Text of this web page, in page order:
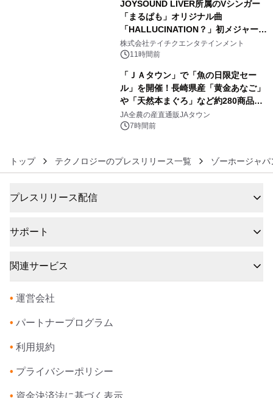
JOYSOUND LIVER所属のVシンガー
「まるぱも」オリジナル曲
「HALLUCINATION？」初メジャー配
信リリース決定！
株式会社テイチクエンタテインメント
11時間前
「ＪＡタウン」で「魚の日限定セー
ル」を開催！長崎県産「黄金あなご」
や「天然本まぐろ」など約280商品を
販売！～毎月１０日の定例企画～
JA全農の産直通販JAタウン
7時間前
トップ テクノロジーのプレスリリース一覧 ゾーホージャ
プレスリリース配信
サポート
関連サービス
• 運営会社
• パートナープログラム
• 利用規約
• プライバシーポリシー
• 資金決済法に基づく表示